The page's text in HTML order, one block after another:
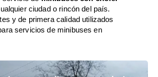
ciudad o rincón del país.
y de primera calidad utilizados
servicios de minibuses en